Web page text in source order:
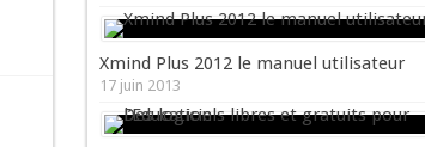
Xmind Plus 2012 le manuel utilisateur
17 juin 2013